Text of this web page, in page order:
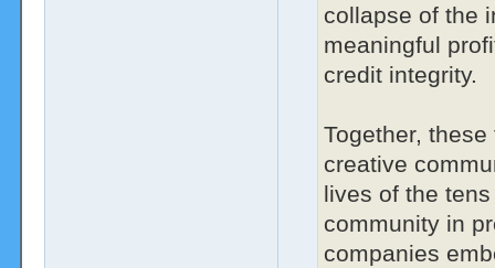
collapse of the
meaningful
credit integrity.
Together,
creative
lives of the
community in
companies